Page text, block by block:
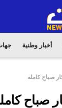
أخبار وطنية
صباح كامله
صباح